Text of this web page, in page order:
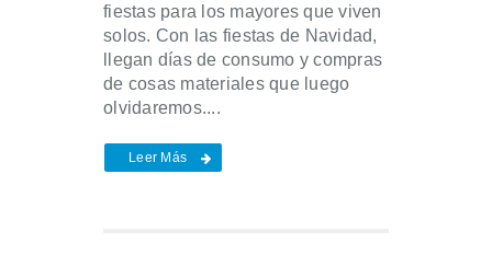
fiestas para los mayores que viven
solos. Con las fiestas de Navidad,
llegan días de consumo y compras
de cosas materiales que luego
olvidaremos....
Leer Más